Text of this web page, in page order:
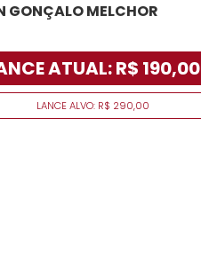
GONÇALO MELCHOR
ATUAL: R$ 190,00
LANCE ALVO: R$ 290,00